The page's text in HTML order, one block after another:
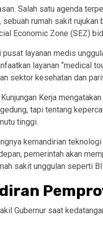
Salah satu agenda
rumah sakit
Economic Zone (SEZ)
layanan medis
layanan “medical
sektor kesehatan dan
Kerja
tapi tentang
tinggi.
kemandirian
pemerintah akan
sakit unggulan seperti
Gubernur saat